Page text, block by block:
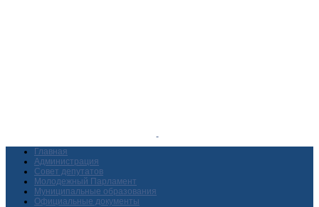
Главная
Администрация
Совет депутатов
Молодежный Парламент
Муниципальные образования
Официальные документы